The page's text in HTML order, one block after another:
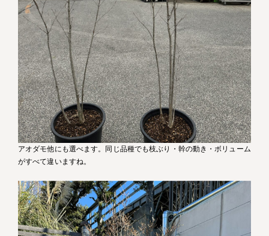
アオダモ他にも選べます。同じ品種でも枝ぶり・幹の動き・ボリューム
がすべて違いますね。